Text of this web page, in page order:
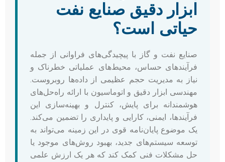
ابزار دقیق صنایع نفت
حیاتی است؟
صنایع نفت و گاز با پیچیدگی‌های فراوانی از جمله
فرآیندهای حساس، محیط‌های عملیاتی خطرناک و
نیاز به مدیریت حجم عظیمی از داده‌ها روبروست.
مهندسی ابزار دقیق و اتوماسیون با ارائه راه‌حل‌های
هوشمندانه برای پایش، کنترل و بهینه‌سازی این
فرآیندها، ایمنی، کارایی و پایداری را تضمین می‌کند.
یک موضوع پایان‌نامه قوی در این زمینه می‌تواند به
توسعه سیستم‌های جدید، بهبود روش‌های موجود یا
حل مشکلات فنی کمک کند که هر یک ارزش علمی